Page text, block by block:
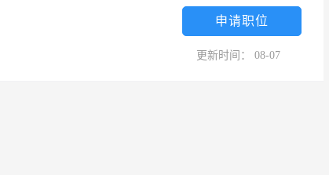
申请职位
更新时间： 08-07